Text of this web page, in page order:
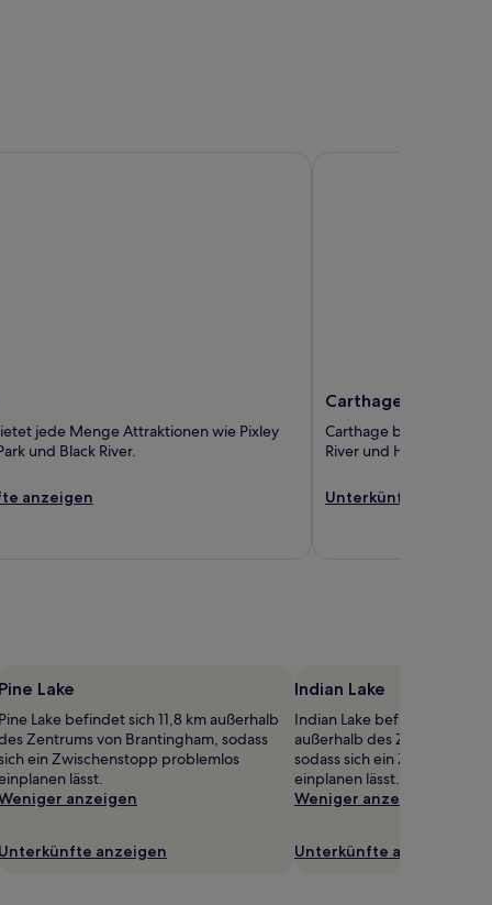
jede Menge Attraktionen wie Pixley
und Black River.
anzeigen
Carthage
Carthage bietet jede
River und Historischer
Unterkünfte
Pine Lake
Pine Lake befindet sich 11,8 km außerhalb
Zentrums von Brantingham, sodass
ein Zwischenstopp problemlos
lässt.
anzeigen
Unterkünfte anzeigen
Indian Lake
Indian Lake befindet sich
außerhalb des Zentrums
sodass sich ein
einplanen lässt.
Weniger anzeigen
Unterkünfte anzeigen